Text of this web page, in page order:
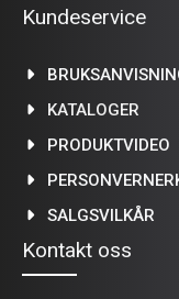
Kundeservice
KATALOGER
PRODUKTVIDEO
SALGSVILKÅR
Kontakt oss